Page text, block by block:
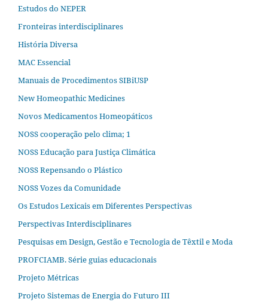
Estudos do NEPER
Fronteiras interdisciplinares
História Diversa
MAC Essencial
Manuais de Procedimentos SIBiUSP
New Homeopathic Medicines
Novos Medicamentos Homeopáticos
NOSS cooperação pelo clima; 1
NOSS Educação para Justiça Climática
NOSS Repensando o Plástico
NOSS Vozes da Comunidade
Os Estudos Lexicais em Diferentes Perspectivas
Perspectivas Interdisciplinares
Pesquisas em Design, Gestão e Tecnologia de Têxtil e Moda
PROFCIAMB. Série guias educacionais
Projeto Métricas
Projeto Sistemas de Energia do Futuro III